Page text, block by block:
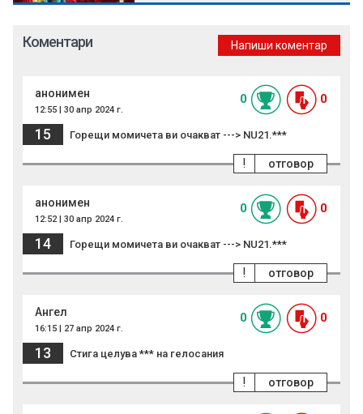
Коментари Напиши коментар
анонимен
12:55 | 30 апр 2024 г.
0 0
15 Горещи момичета ви очакват ---> NU21.***
отговор
!
анонимен
12:52 | 30 апр 2024 г.
0 0
14 Горещи момичета ви очакват ---> NU21.***
отговор
!
Ангел
16:15 | 27 апр 2024 г.
0 0
13 Стига целува *** на гелосания
отговор
!